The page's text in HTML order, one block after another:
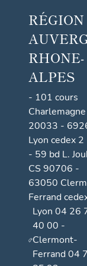
RÉGION
RHONE-
ALPES
- 101 cours
20033 -
Lyon cedex 2
- 59 bd L.
CS 90706 -
63050
Ferrand
Lyon 04 26
40 00 -
Clermont-
Ferrand 04